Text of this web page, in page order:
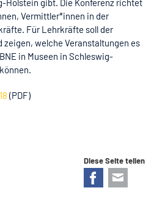
Vermittler*innen in der
Für Lehrkräfte soll der
zeigen, welche Veranstaltungen es
in Museen in Schleswig-
(PDF)
Diese Seite teilen
Facebook